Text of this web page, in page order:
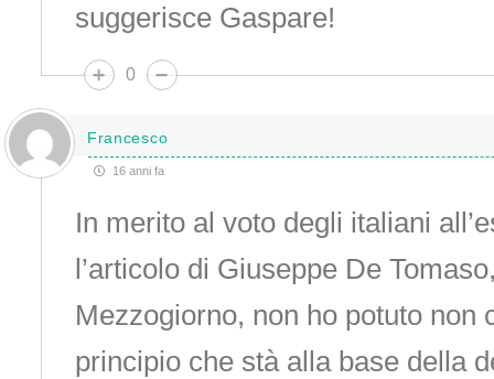
suggerisce Gaspare!
0
Francesco
16 anni fa
In merito al voto degli italiani
l’articolo di Giuseppe De
Mezzogiorno, non ho potuto non
principio che stà alla base della